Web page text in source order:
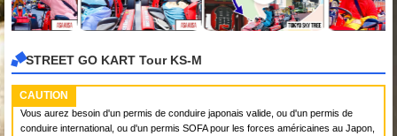
STREET GO KART Tour KS-M
CAUTION
Vous aurez besoin d'un permis de conduire japonais valide, ou d'un permis de
conduire international, ou d'un permis SOFA pour les forces américaines au Japon,